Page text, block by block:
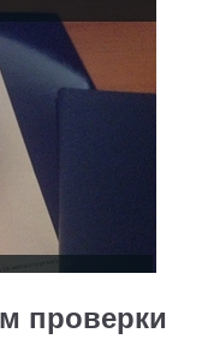
проверки